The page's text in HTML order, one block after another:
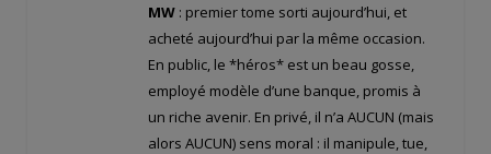
MW : premier tome sorti aujourd’hui, et
acheté aujourd’hui par la même occasion.
En public, le *héros* est un beau gosse,
employé modèle d’une banque, promis à
un riche avenir. En privé, il n’a AUCUN (mais
alors AUCUN) sens moral : il manipule, tue,